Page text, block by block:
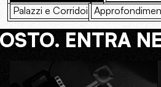
Palazzi e Corridoi
ENTRA